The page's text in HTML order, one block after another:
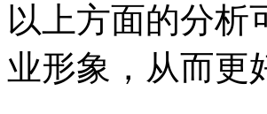
以上方面的分析
业形象，从而更